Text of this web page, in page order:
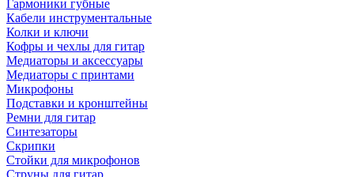
Гармоники губные
Кабели инструментальные
Колки и ключи
Кофры и чехлы для гитар
Медиаторы и аксессуары
Медиаторы с принтами
Микрофоны
Подставки и кронштейны
Ремни для гитар
Синтезаторы
Скрипки
Стойки для микрофонов
Струны для гитар